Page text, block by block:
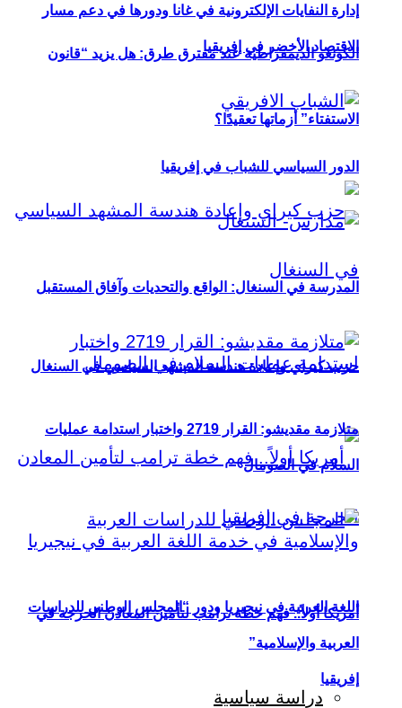
الكونغو الديمقراطية عند مفترق طرق: هل يزيد “قانون
الاستفتاء” أزماتها تعقيدًا؟
حزب كيراي وإعادة هندسة المشهد السياسي في السنغال
أمريكا أولاً.. فهم خطة ترامب لتأمين المعادن الحرجة في
إفريقيا
إدارة النفايات الإلكترونية في غانا ودورها في دعم مسار
الاقتصاد الأخضر في إفريقيا
الدور السياسي للشباب في إفريقيا
المدرسة في السنغال: الواقع والتحديات وآفاق المستقبل
متلازمة مقديشو: القرار 2719 واختبار استدامة عمليات
السلام في الصومال
اللغة العربية في نيجيريا ودور “المجلس الوطني للدراسات
العربية والإسلامية”
دراسة سياسية